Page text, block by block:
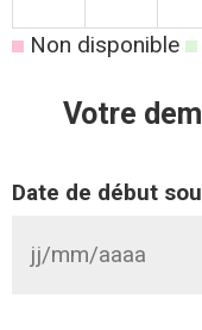
Non disponible
Votre
Date de début